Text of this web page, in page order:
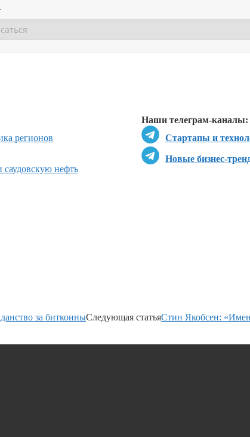
Наши телеграм-каналы:
Стартапы и
Новые бизнес-
регионов
нефть
за биткоиныСледующая статьяСтин Якобсен: